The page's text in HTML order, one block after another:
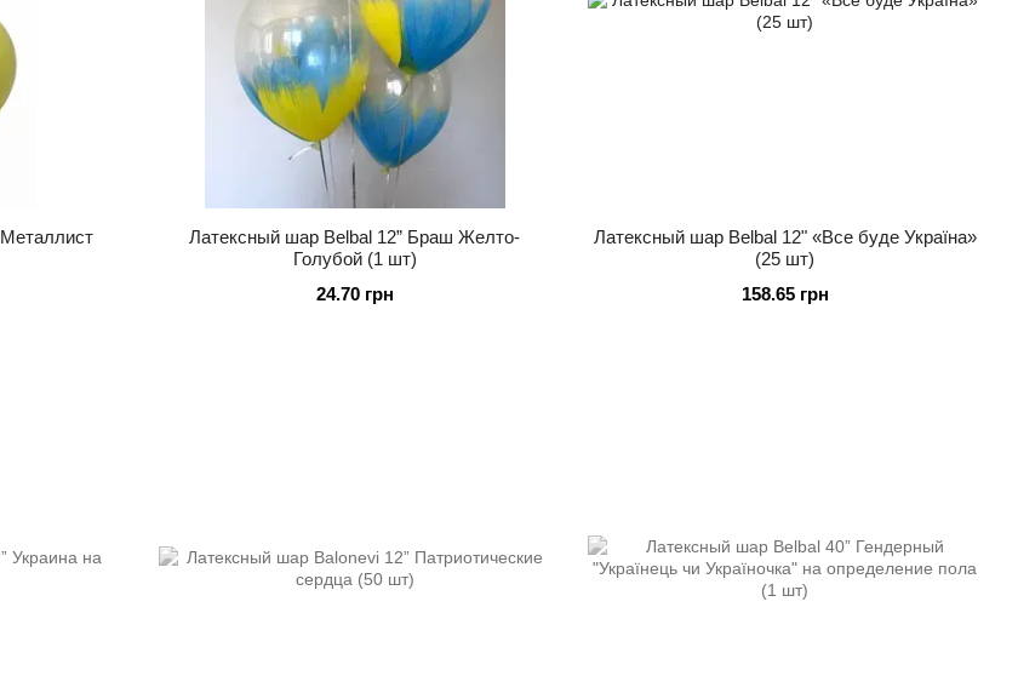
Латексный шар Belbal 12” Браш Желто-
Голубой (1 шт)
24.70 грн
Латексный шар Belbal 12" «Все буде Україна»
(25 шт)
158.65 грн